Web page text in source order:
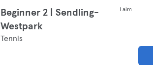
Beginner 2 | Sendling-
Westpark
Tennis
Laim